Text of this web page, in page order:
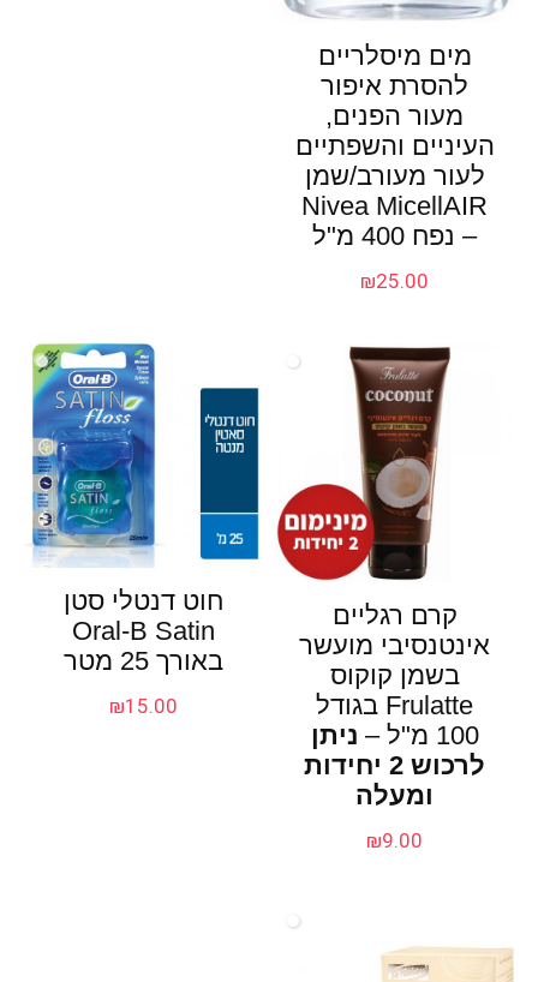
מים מיסלריים
להסרת איפור
מעור הפנים,
העיניים והשפתיים
לעור מעורב/שמן
Nivea MicellAIR
– נפח 400 מ"ל
₪25.00
קרם רגליים
אינטנסיבי מועשר
בשמן קוקוס
Frulatte בגודל
100 מ"ל –
ניתן
לרכוש 2 יחידות
ומעלה
₪9.00
חוט דנטלי סטן
Oral-B Satin
באורך 25 מטר
₪15.00